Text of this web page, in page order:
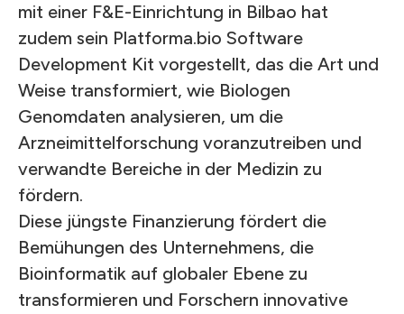
mit einer F&E-Einrichtung in Bilbao hat
zudem sein Platforma.bio Software
Development Kit vorgestellt, das die Art und
Weise transformiert, wie Biologen
Genomdaten analysieren, um die
Arzneimittelforschung voranzutreiben und
verwandte Bereiche in der Medizin zu
fördern.
Diese jüngste Finanzierung fördert die
Bemühungen des Unternehmens, die
Bioinformatik auf globaler Ebene zu
transformieren und Forschern innovative